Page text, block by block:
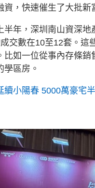
，快速催生了大批新
半年，深圳南山資深
交數在10至12套。
比如一位從事內存條
區房。
續小陽春 5000萬豪宅